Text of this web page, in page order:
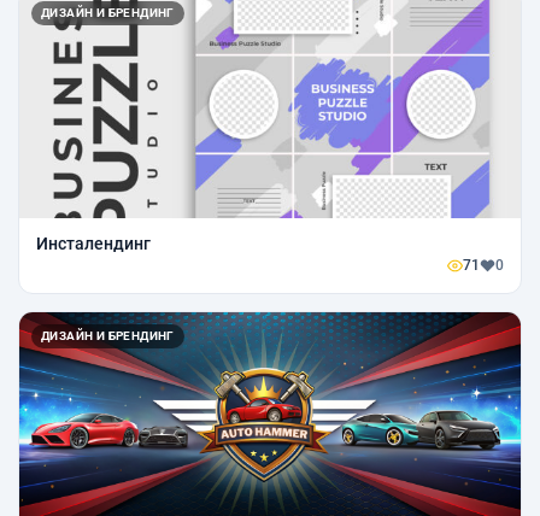
ДИЗАЙН И БРЕНДИНГ
Инсталендинг
71 0
ДИЗАЙН И БРЕНДИНГ